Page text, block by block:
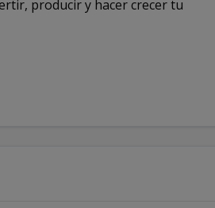
producir y hacer crecer tu